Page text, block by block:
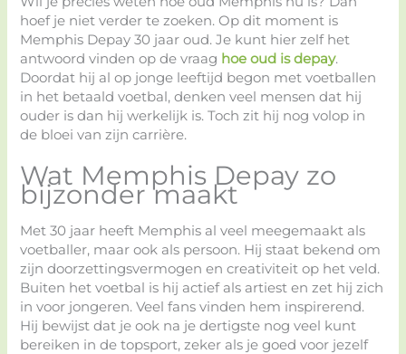
hoef je niet verder te zoeken. Op dit moment is
Memphis Depay 30 jaar oud. Je kunt hier zelf het
antwoord vinden op de vraag hoe oud is depay.
Doordat hij al op jonge leeftijd begon met voetballen
in het betaald voetbal, denken veel mensen dat hij
ouder is dan hij werkelijk is. Toch zit hij nog volop in
de bloei van zijn carrière.
Wat Memphis Depay zo
bijzonder maakt
Met 30 jaar heeft Memphis al veel meegemaakt als
voetballer, maar ook als persoon. Hij staat bekend om
zijn doorzettingsvermogen en creativiteit op het veld.
Buiten het voetbal is hij actief als artiest en zet hij zich
in voor jongeren. Veel fans vinden hem inspirerend.
Hij bewijst dat je ook na je dertigste nog veel kunt
bereiken in de topsport, zeker als je goed voor jezelf